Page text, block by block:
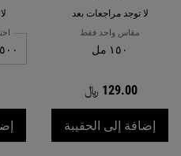
لا توجد مراجعات بعد
مقاس واحد فقط
١٥٠ مل
129.00 ﷼
إضافة إلى الحقيبة غسول